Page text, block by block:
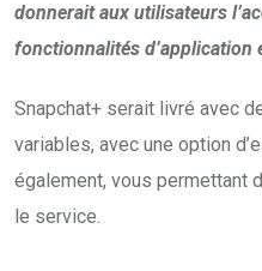
donnerait aux utilisateurs
fonctionnalités d’application
Snapchat+ serait livré avec
variables, avec une option
également, vous permettant
le service.